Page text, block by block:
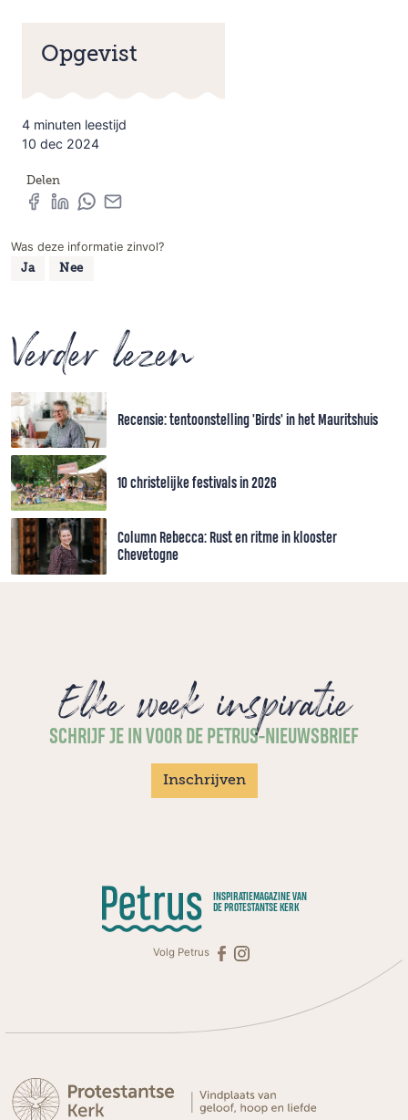
Opgevist
4 minuten leestijd
10 dec 2024
Delen
Was deze informatie zinvol?
Ja Nee
Verder lezen
Recensie: tentoonstelling 'Birds' in het Mauritshuis
10 christelijke festivals in 2026
Column Rebecca: Rust en ritme in klooster
Chevetogne
Elke week inspiratie
SCHRIJF JE IN VOOR DE PETRUS-NIEUWSBRIEF
Inschrijven
INSPIRATIEMAGAZINE VAN
DE PROTESTANTSE KERK
Volg Petrus